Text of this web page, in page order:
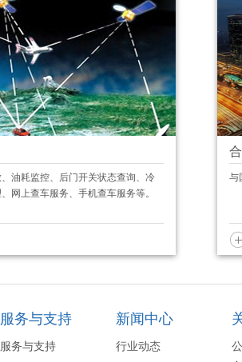
油耗监控、后门开关状态查询、冷
网上查车服务、手机查车服务等。
与
服务与支持
服务与支持
新闻中心
行业动态